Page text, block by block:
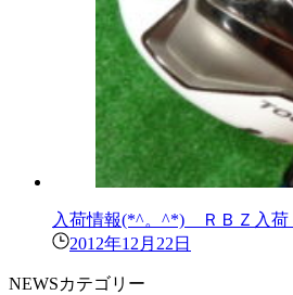
入荷情報(*^。^*) ＲＢＺ入荷
2012年12月22日
NEWSカテゴリー